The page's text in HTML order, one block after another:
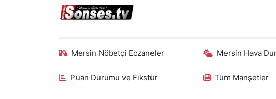
Mersin Nöbetçi Eczaneler Mersin Hava
Puan Durumu ve Fikstür Tüm Manşetler